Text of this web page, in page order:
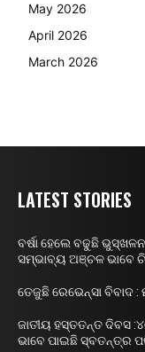
May 2026
April 2026
March 2026
LATEST STORIES
ବର୍ଷା ହେଲେ ବଢୁଛି
ସମ୍ଭାବ୍ୟ ଅଞ୍ଚଳ ଭାବେ
ତେଜୁଛି ରେଭେନ୍ସା
ଜାତୀୟ ହସ୍ତତନ୍ତ ଦିବସ
ଭାବେ ପାଇଛି ସ୍ବତନ୍ତ୍ର